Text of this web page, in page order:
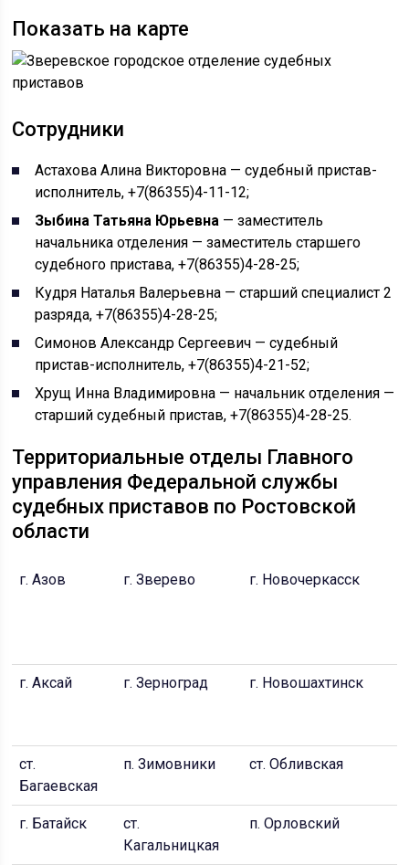
Показать на карте
Сотрудники
Астахова Алина Викторовна — судебный пристав-
исполнитель, +7(86355)4-11-12;
Зыбина Татьяна Юрьевна — заместитель
начальника отделения — заместитель старшего
судебного пристава, +7(86355)4-28-25;
Кудря Наталья Валерьевна — старший специалист 2
разряда, +7(86355)4-28-25;
Симонов Александр Сергеевич — судебный
пристав-исполнитель, +7(86355)4-21-52;
Хрущ Инна Владимировна — начальник отделения —
старший судебный пристав, +7(86355)4-28-25.
Территориальные отделы Главного
управления Федеральной службы
судебных приставов по Ростовской
области
г. Азов г. Зверево г. Новочеркасск
г. Аксай г. Зерноград г. Новошахтинск
ст.
Багаевская
п. Зимовники ст. Обливская
г. Батайск
ст.
Кагальницкая
п. Орловский